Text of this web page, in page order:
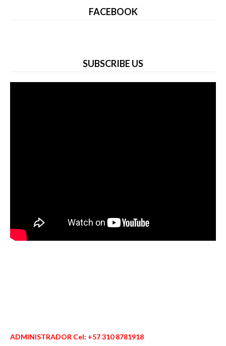
FACEBOOK
SUBSCRIBE US
ADMINISTRADOR Cel: +57 310 8781918